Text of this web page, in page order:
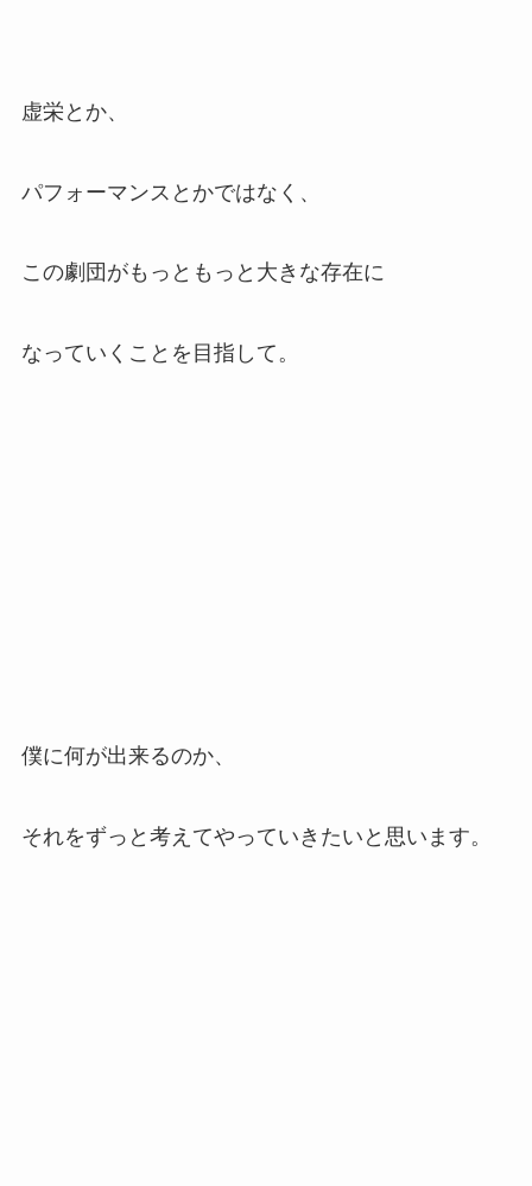
虚栄とか、
パフォーマンスとかではなく、
この劇団がもっともっと大きな存在に
なっていくことを目指して。
僕に何が出来るのか、
それをずっと考えてやっていきたいと思います。